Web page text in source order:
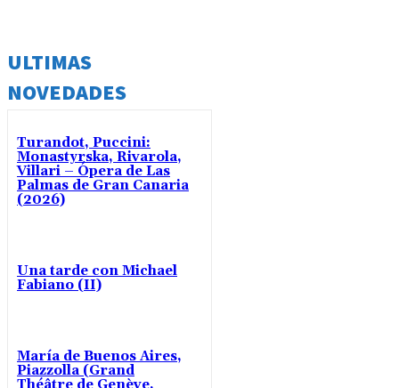
ULTIMAS
NOVEDADES
Turandot, Puccini:
Monastyrska, Rivarola,
Villari – Ópera de Las
Palmas de Gran Canaria
(2026)
Una tarde con Michael
Fabiano (II)
María de Buenos Aires,
Piazzolla (Grand